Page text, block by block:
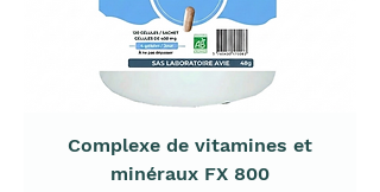
Complexe de vitamines et
minéraux FX 800